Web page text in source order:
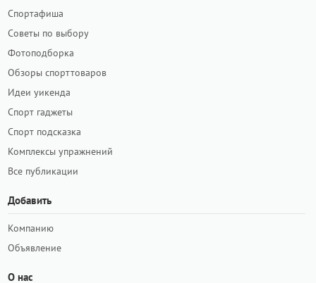
Спортафиша
Советы по выбору
Фотоподборка
Обзоры спорттоваров
Идеи уикенда
Спорт гаджеты
Спорт подсказка
Комплексы упражнений
Все публикации
Добавить
Компанию
Объявление
О нас